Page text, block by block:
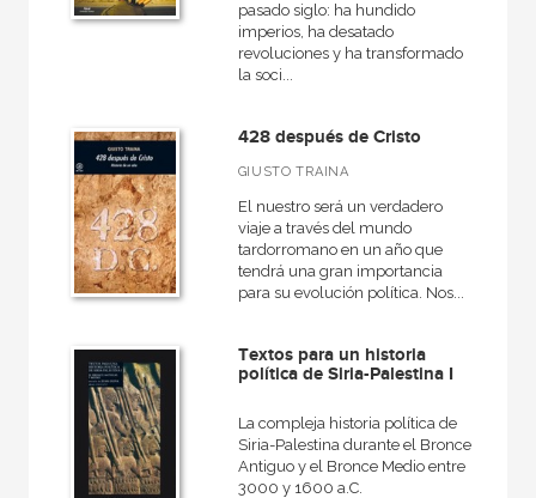
pasado siglo: ha hundido
imperios, ha desatado
revoluciones y ha transformado
la soci...
428 después de Cristo
GIUSTO TRAINA
El nuestro será un verdadero
viaje a través del mundo
tardorromano en un año que
tendrá una gran importancia
para su evolución política. Nos...
Textos para un historia
política de Siria-Palestina I
La compleja historia política de
Siria-Palestina durante el Bronce
Antiguo y el Bronce Medio entre
3000 y 1600 a.C.